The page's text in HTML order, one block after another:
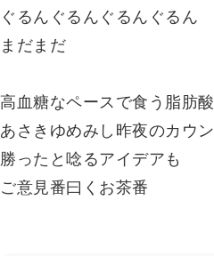
ぐるんぐるんぐるんぐるん
まだまだ
高血糖なペースで食う脂肪酸
あさきゆめみし昨夜のカウ
勝ったと唸るアイデアも
ご意見番曰くお茶番